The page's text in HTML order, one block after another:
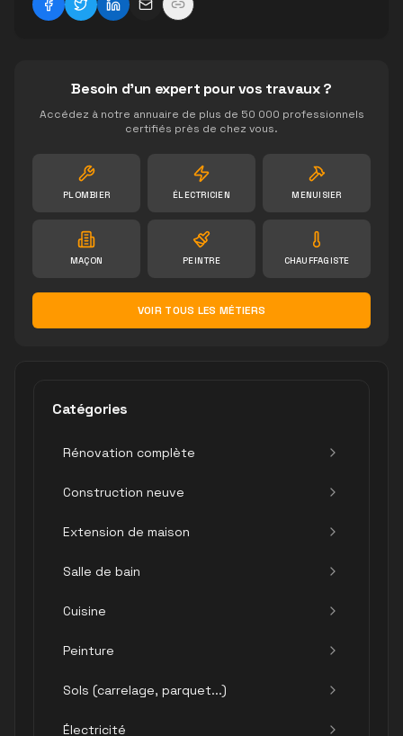
Besoin d'un expert pour vos travaux ?
Accédez à notre annuaire de plus de 50 000 professionnels
certifiés près de chez vous.
PLOMBIER ÉLECTRICIEN MENUISIER
MAÇON PEINTRE CHAUFFAGISTE
VOIR TOUS LES MÉTIERS
Catégories
Rénovation complète
Construction neuve
Extension de maison
Salle de bain
Cuisine
Peinture
Sols (carrelage, parquet...)
Électricité